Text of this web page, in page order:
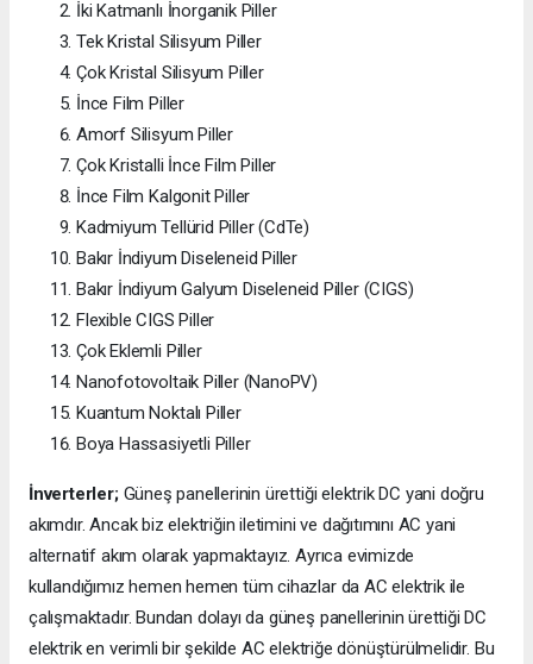
İki Katmanlı İnorganik Piller
Tek Kristal Silisyum Piller
Çok Kristal Silisyum Piller
İnce Film Piller
Amorf Silisyum Piller
Çok Kristalli İnce Film Piller
İnce Film Kalgonit Piller
Kadmiyum Tellürid Piller (CdTe)
Bakır İndiyum Diseleneid Piller
Bakır İndiyum Galyum Diseleneid Piller (CIGS)
Flexible CIGS Piller
Çok Eklemli Piller
Nanofotovoltaik Piller (NanoPV)
Kuantum Noktalı Piller
Boya Hassasiyetli Piller
İnverterler;Güneş panellerinin ürettiği elektrik DC yani doğru
akımdır. Ancak biz elektriğin iletimini ve dağıtımını AC yani
alternatif akım olarak yapmaktayız. Ayrıca evimizde
kullandığımız hemen hemen tüm cihazlar da AC elektrik ile
çalışmaktadır. Bundan dolayı da güneş panellerinin ürettiği DC
elektrik en verimli bir şekilde AC elektriğe dönüştürülmelidir. Bu